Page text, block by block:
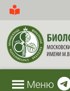
Меню